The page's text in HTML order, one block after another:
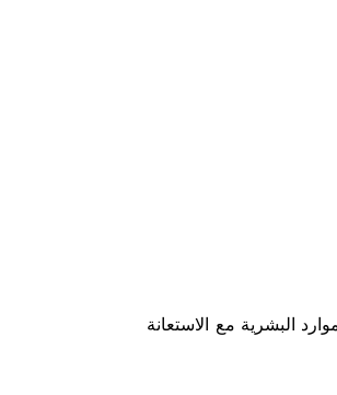
ودعم الموارد البشرية مع الاستعانة